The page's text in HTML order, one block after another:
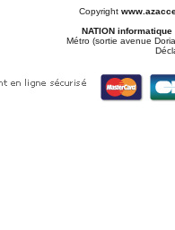
Copyright
NATION informatique
Métro (sortie avenue